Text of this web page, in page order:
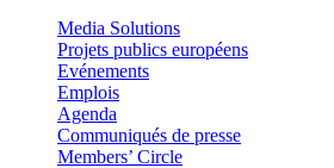
Media Solutions
Projets publics européens
Evénements
Emplois
Agenda
Communiqués de presse
Members’ Circle